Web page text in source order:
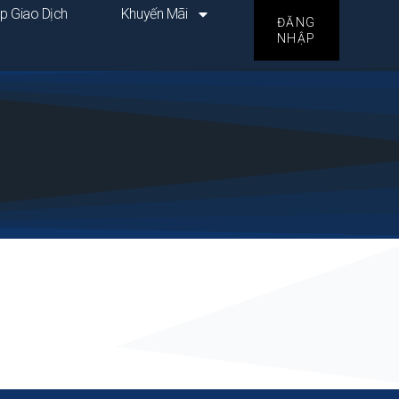
Giao Dịch Khuyến Mãi
ĐĂNG
NHẬP